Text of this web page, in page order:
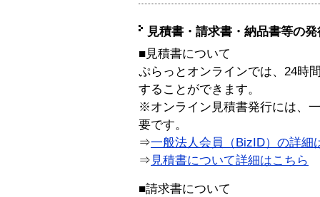
見積書・請求書・納品書等の
■見積書について
ぷらっとオンラインでは、24時
することができます。
※オンライン見積書発行には、
要です。
⇒一般法人会員（BizID）の詳細
⇒ 見積書について詳細はこちら
■請求書について